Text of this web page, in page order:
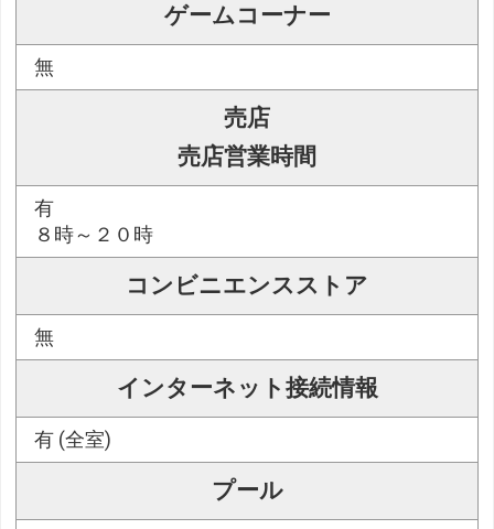
ゲームコーナー
無
売店
売店営業時間
有
８時～２０時
コンビニエンスストア
無
インターネット接続情報
有 (全室)
プール